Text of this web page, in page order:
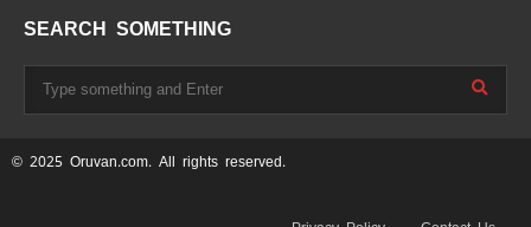
SEARCH SOMETHING
© 2025 Oruvan.com. All rights reserved.